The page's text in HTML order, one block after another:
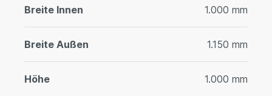
Breite Innen 1.000 mm
Breite Außen 1.150 mm
Höhe 1.000 mm